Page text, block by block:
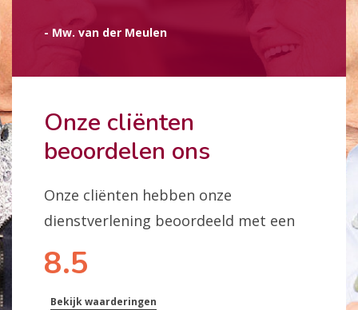
Onze cliënten
beoordelen ons
Onze cliënten hebben onze
dienstverlening beoordeeld met een
8.5
Bekijk waarderingen
- Mw. van der Meulen